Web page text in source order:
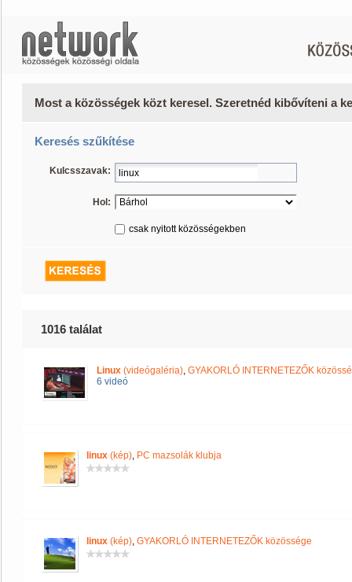
Most a közösségek közt keresel. Szeretnéd kibővíteni a
Keresés szűkítése
Kulcsszavak:
Hol:
csak nyitott közösségekben
1016 találat
Linux (videógaléria), GYAKORLÓ INTERNETEZŐK
6 videó
linux (kép), PC mazsolák klubja
linux (kép), GYAKORLÓ INTERNETEZŐK közössége